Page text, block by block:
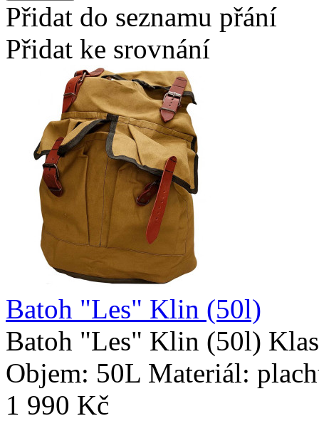
Přidat do seznamu přání
Přidat ke srovnání
Batoh "Les" Klin (50l)
Batoh "Les" Klin (50l)
Objem: 50L Materiál:
1 990 Kč